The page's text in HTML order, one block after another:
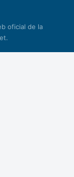
oficial de la